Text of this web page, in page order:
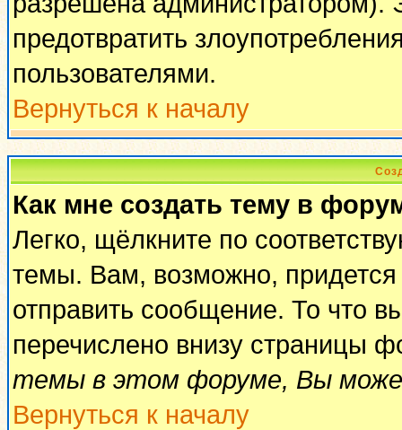
предотвратить
пользователями.
Вернуться к началу
Как мне создать тему в
Легко, щёлкните по
темы. Вам, возможно, придется
отправить сообщение. То что
перечислено внизу страницы
темы в этом форуме, Вы
Вернуться к началу